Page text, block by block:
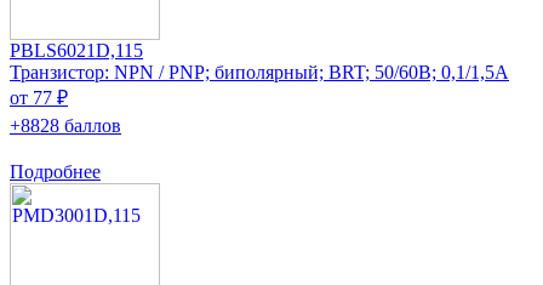
PBLS6021D,115
Транзистор: NPN / PNP; биполярный; BRT; 50/60В; 0,1/1,5А
от 77 ₽
+8828 баллов
Подробнее